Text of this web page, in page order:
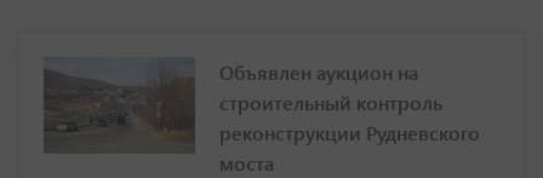
Объявлен аукцион на
строительный контроль
реконструкции Рудневского
моста